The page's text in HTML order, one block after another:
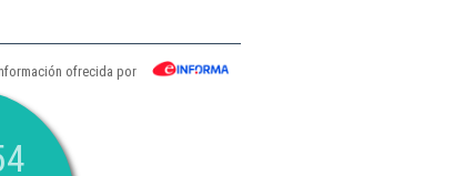
ofrecida por